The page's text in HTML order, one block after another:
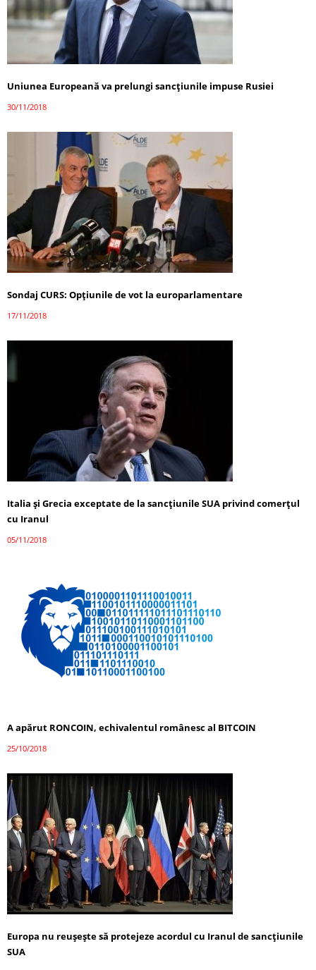
Uniunea Europeană va prelungi sancţiunile impuse Rusiei
30/11/2018
Sondaj CURS: Opțiunile de vot la europarlamentare
17/11/2018
Italia și Grecia exceptate de la sancţiunile SUA privind comerțul
cu Iranul
05/11/2018
A apărut RONCOIN, echivalentul românesc al BITCOIN
25/10/2018
Europa nu reușește să protejeze acordul cu Iranul de sancțiunile
SUA